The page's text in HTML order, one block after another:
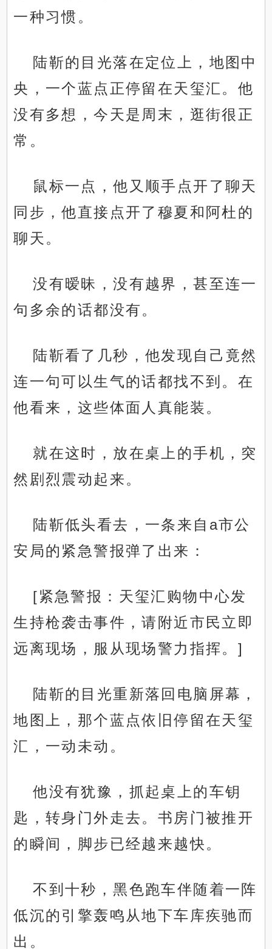
一种习惯。
陆靳的目光落在定位上，地图中
央，一个蓝点正停留在天玺汇。他
没有多想，今天是周末，逛街很正
常。
鼠标一点，他又顺手点开了聊天
同步，他直接点开了穆夏和阿杜的
聊天。
没有暧昧，没有越界，甚至连一
句多余的话都没有。
陆靳看了几秒，他发现自己竟然
连一句可以生气的话都找不到。在
他看来，这些体面人真能装。
就在这时，放在桌上的手机，突
然剧烈震动起来。
陆靳低头看去，一条来自a市公
安局的紧急警报弹了出来：
[紧急警报：天玺汇购物中心发
生持枪袭击事件，请附近市民立即
远离现场，服从现场警力指挥。]
陆靳的目光重新落回电脑屏幕，
地图上，那个蓝点依旧停留在天玺
汇，一动未动。
他没有犹豫，抓起桌上的车钥
匙，转身门外走去。书房门被推开
的瞬间，脚步已经越来越快。
不到十秒，黑色跑车伴随着一阵
低沉的引擎轰鸣从地下车库疾驰而
出。